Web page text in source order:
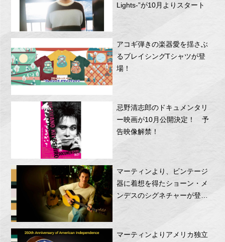
Lights-”が10月よりスタート
アコギ弾きの楽器愛を揺さぶ
るブレイシングTシャツが登
場！
忌野清志郎のドキュメンタリ
ー映画が10月公開決定！ 予
告映像解禁！
マーティンより、ビンテージ
器に着想を得たショーン・メ
ンデスのシグネチャーが登
マーティンよりアメリカ独立